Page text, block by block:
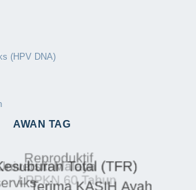
(HPV DNA)
AWAN TAG